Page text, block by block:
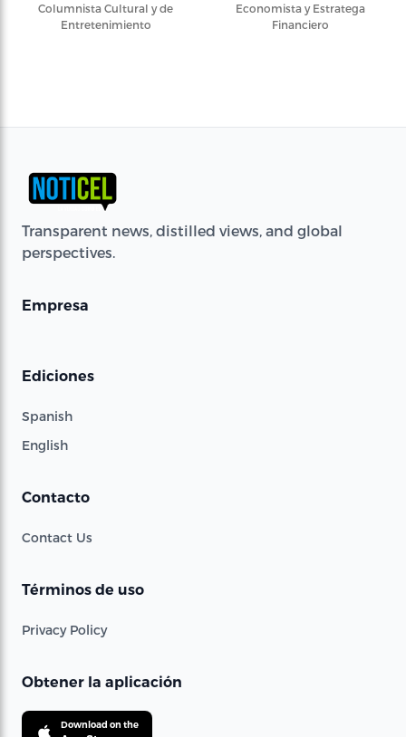
Columnista Cultural y de
Entretenimiento
Economista y Estratega
Financiero
Transparent news, distilled views, and global
perspectives.
Empresa
Ediciones
Spanish
English
Contacto
Contact Us
Términos de uso
Privacy Policy
Obtener la aplicación
Download on the